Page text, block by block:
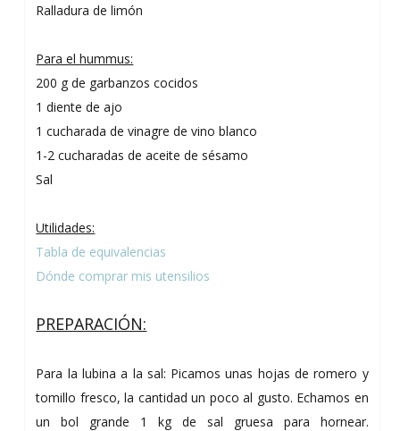
Ralladura de limón
Para el hummus:
200 g de garbanzos cocidos
1 diente de ajo
1 cucharada de vinagre de vino blanco
1-2 cucharadas de aceite de sésamo
Sal
Utilidades:
Tabla de equivalencias
Dónde comprar mis utensilios
PREPARACIÓN:
Para la lubina a la sal: Picamos unas hojas de romero y
tomillo fresco, la cantidad un poco al gusto. Echamos en
un bol grande 1 kg de sal gruesa para hornear.